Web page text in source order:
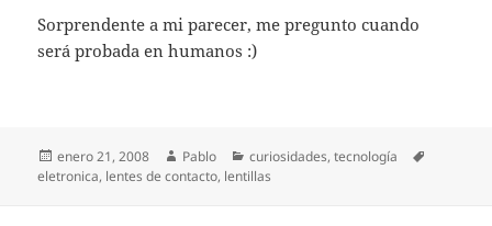
Sorprendente a mi parecer, me pregunto cuando
será probada en humanos :)
Publicado
el
enero 21, 2008 Autor
Pablo Categorías
curiosidades,tecnología
eletronica, lentes de contacto, lentillas